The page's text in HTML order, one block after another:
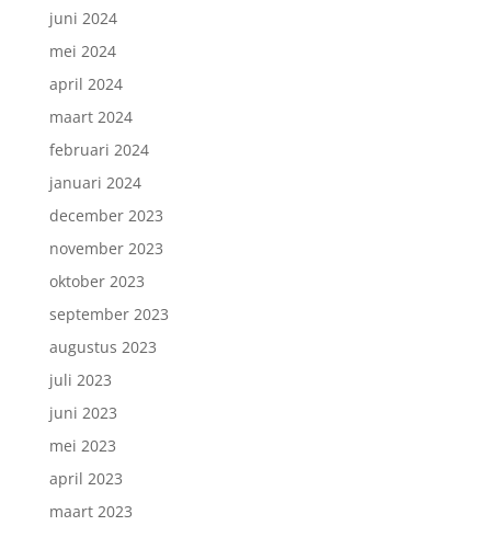
juni 2024
mei 2024
april 2024
maart 2024
februari 2024
januari 2024
december 2023
november 2023
oktober 2023
september 2023
augustus 2023
juli 2023
juni 2023
mei 2023
april 2023
maart 2023